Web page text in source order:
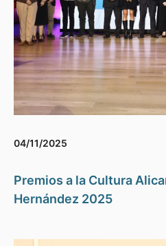
04/11/2025
Premios a la Cultura
Hernández 2025